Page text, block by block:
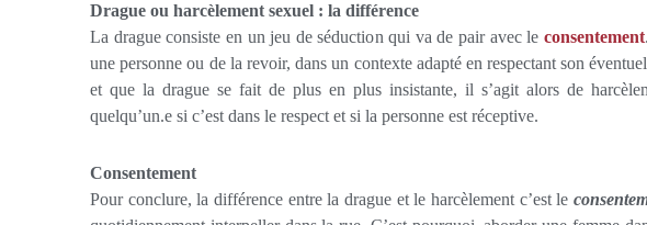
Drague ou harcèlement sexuel : la différence
La drague consiste en un jeu de séduction qui va de pair avec le consentement
une personne ou de la revoir, dans un contexte adapté en respectant son
et que la drague se fait de plus en plus insistante, il s’agit alors de
quelqu’un.e si c’est dans le respect et si la personne est réceptive.
Consentement
Pour conclure, la différence entre la drague et le harcèlement c’est le